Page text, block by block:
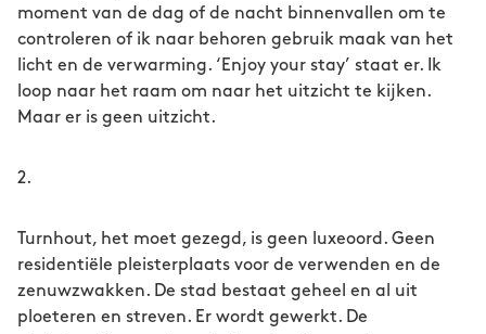
moment van de dag of de nacht binnenvallen om te
controleren of ik naar behoren gebruik maak van het
licht en de verwarming. ‘Enjoy your stay’ staat er. Ik
loop naar het raam om naar het uitzicht te kijken.
Maar er is geen uitzicht.
2.
Turnhout, het moet gezegd, is geen luxeoord. Geen
residentiële pleisterplaats voor de verwenden en de
zenuwzwakken. De stad bestaat geheel en al uit
ploeteren en streven. Er wordt gewerkt. De